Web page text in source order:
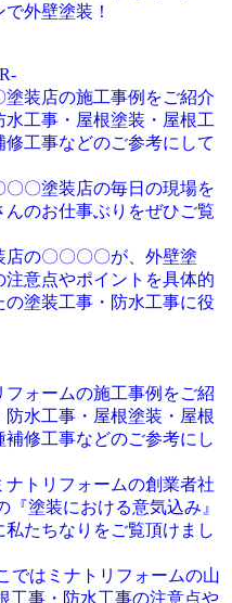
外壁塗装！
塗装店の施工事例をご紹介
工事・屋根塗装・屋根工
工事などのご参考にして
〇〇塗装店の毎日の現場を
のお仕事ぶりをぜひご覧
店の〇〇〇〇が、外壁塗
意点やポイントを具体的
塗装工事・防水工事に役
フォームの施工事例をご紹
水工事・屋根塗装・屋根
修工事などのご参考にし
ナトリフォームの創業者社
塗装における意気込み』
たちなりをご覧頂けまし
ではミナトリフォームの山
工事・防水工事の注意点や